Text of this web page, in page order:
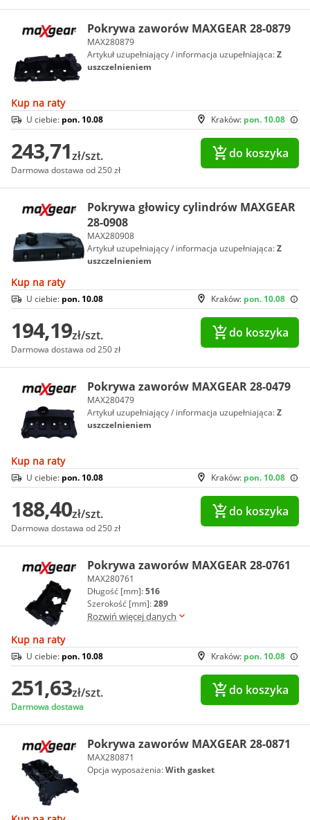
Pokrywa zaworów MAXGEAR 28-0879
MAX280879
Artykuł uzupełniający / informacja uzupełniająca:Z
uszczelnieniem
Kup na raty
Kraków: pon. 10.08
U ciebie: pon. 10.08
243,71zł/szt.
Darmowa dostawa od 250 zł
do koszyka
Pokrywa głowicy cylindrów MAXGEAR
28-0908
MAX280908
Artykuł uzupełniający / informacja uzupełniająca:Z
uszczelnieniem
Kup na raty
Kraków: pon. 10.08
U ciebie: pon. 10.08
194,19zł/szt.
Darmowa dostawa od 250 zł
do koszyka
Pokrywa zaworów MAXGEAR 28-0479
MAX280479
Artykuł uzupełniający / informacja uzupełniająca:Z
uszczelnieniem
Kup na raty
Kraków: pon. 10.08
U ciebie: pon. 10.08
188,40zł/szt.
Darmowa dostawa od 250 zł
do koszyka
Pokrywa zaworów MAXGEAR 28-0761
MAX280761
Długość [mm]:516
Szerokość [mm]:289
Rozwiń więcej danych
Kup na raty
Kraków: pon. 10.08
U ciebie: pon. 10.08
251,63zł/szt.
Darmowa dostawa
do koszyka
Pokrywa zaworów MAXGEAR 28-0871
MAX280871
Opcja wyposażenia:With gasket